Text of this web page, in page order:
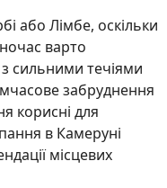
або Лімбе, оскільки
варто
сильними течіями
забруднення
корисні для
в Камеруні
місцевих